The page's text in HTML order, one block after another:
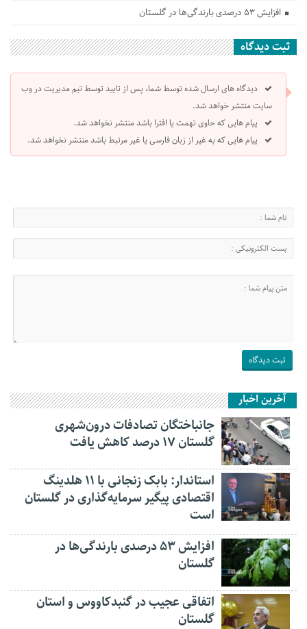
افزایش ۵۳ درصدی بارندگی‌ها در گلستان
ثبت دیدگاه
دیدگاه های ارسال شده توسط شما، پس از تایید توسط تیم مدیریت در وب
سایت منتشر خواهد شد.
پیام هایی که حاوی تهمت یا افترا باشد منتشر نخواهد شد.
پیام هایی که به غیر از زبان فارسی یا غیر مرتبط باشد منتشر نخواهد شد.
آخرین اخبار
جانباختگان تصادفات درون‌شهری
گلستان ۱۷ درصد کاهش یافت
استاندار: بابک زنجانی با ۱۱ هلدینگ
اقتصادی پیگیر سرمایه‌گذاری در گلستان
است
افزایش ۵۳ درصدی بارندگی‌ها در
گلستان
اتفاقی عجیب در‌ گنبدکاووس و استان
گلستان